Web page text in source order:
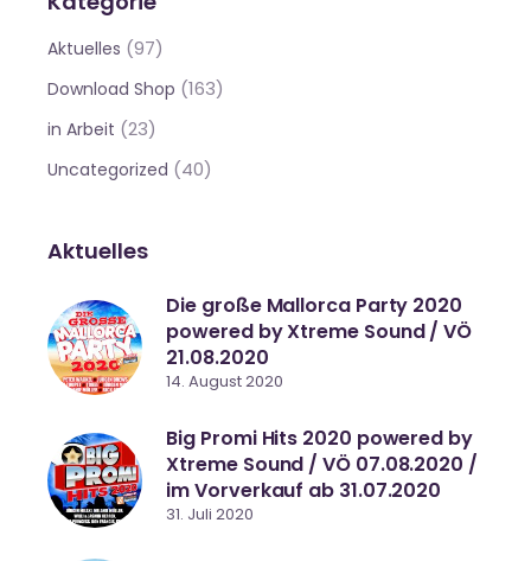
Aktuelles (97)
Download Shop (163)
in Arbeit (23)
Uncategorized (40)
Aktuelles
Die große Mallorca Party 2020
powered by Xtreme Sound / VÖ
21.08.2020
14. August 2020
Big Promi Hits 2020 powered by
Xtreme Sound / VÖ 07.08.2020 /
im Vorverkauf ab 31.07.2020
31. Juli 2020